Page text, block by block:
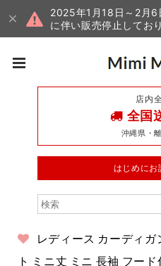
2025年1月18日～2月6
に伴い販売停止してお
店内
全国
沖縄県・
はじめにお
レディース カーディ
ト ミニ丈 ミニ 長袖 フー